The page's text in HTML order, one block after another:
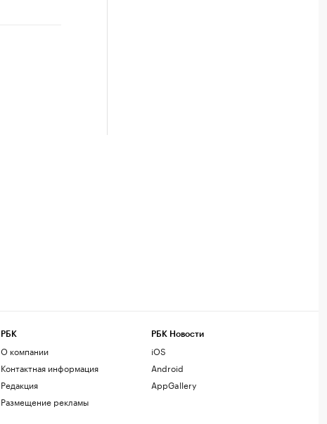
РБК
О компании
Контактная информация
Редакция
Размещение рекламы
РБК Новости
iOS
Android
AppGallery